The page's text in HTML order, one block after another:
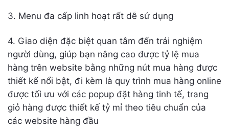
3. Menu đa cấp linh hoạt rất dễ sử dụng
4. Giao diện đặc biệt quan tâm đến trải nghiệm
người dùng, giúp bạn nâng cao được tỷ lệ mua
hàng trên website bằng những nút mua hàng được
thiết kế nổi bật, đi kèm là quy trình mua hàng online
được tối ưu với các popup đặt hàng tinh tế, trang
giỏ hàng được thiết kế tỷ mỉ theo tiêu chuẩn của
các website hàng đầu